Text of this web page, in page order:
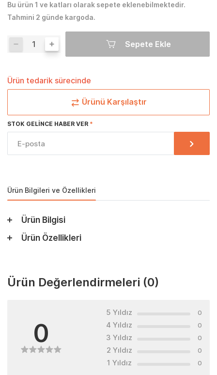
Bu ürün 1 ve katları olarak sepete eklenebilmektedir.
Tahmini 2 günde kargoda.
Sepete Ekle
Ürün tedarik sürecinde
Ürünü Karşılaştır
STOK GELINCE HABER VER
Ürün Bilgileri ve Özellikleri
Ürün Bilgisi
Ürün Özellikleri
Ürün Değerlendirmeleri (0)
0
5 Yıldız 0
4 Yıldız 0
3 Yıldız 0
2 Yıldız 0
1 Yıldız 0